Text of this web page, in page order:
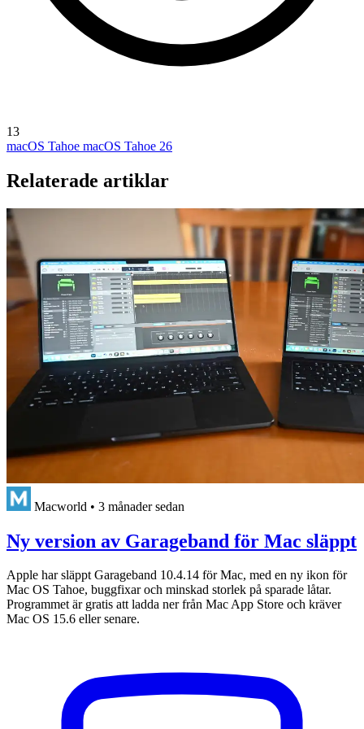
13
macOS Tahoe macOS Tahoe 26
Relaterade artiklar
Macworld • 3 månader sedan
Ny version av Garageband för Mac släppt
Apple har släppt Garageband 10.4.14 för Mac, med en ny ikon för
Mac OS Tahoe, buggfixar och minskad storlek på sparade låtar.
Programmet är gratis att ladda ner från Mac App Store och kräver
Mac OS 15.6 eller senare.